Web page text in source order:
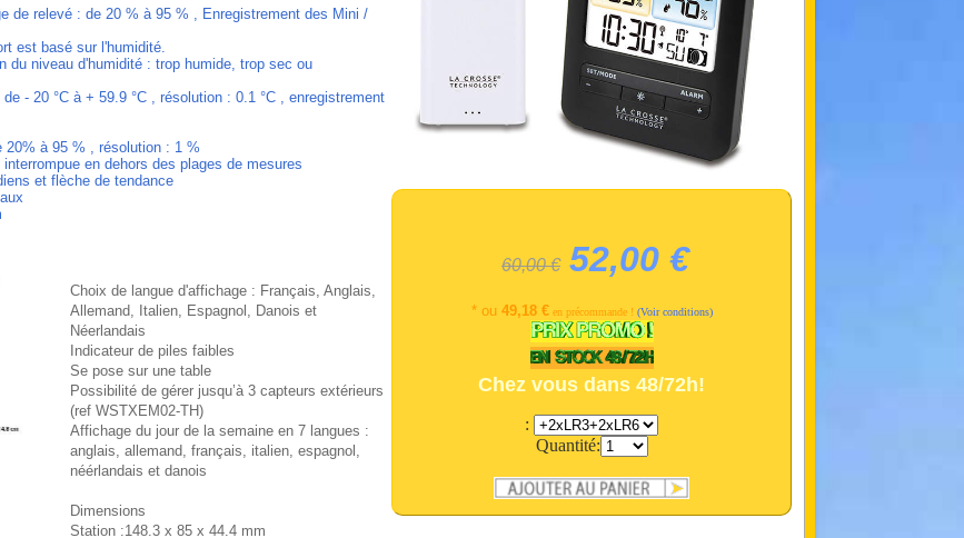
60,00 € 52,00 €
* ou 49,18 €en précommande ! (Voir conditions)
Chez vous dans 48/72h!
:
Quantité:
de relevé : de 20 % à 95 % , Enregistrement des Mini /
est basé sur l'humidité.
du niveau d'humidité : trop humide, trop sec ou
- 20 °C à + 59.9 °C , résolution : 0.1 °C , enregistrement
20% à 95 % , résolution : 1 %
en dehors des plages de mesures
et flèche de tendance
Choix de langue d'affichage : Français, Anglais,
Allemand, Italien, Espagnol, Danois et
Néerlandais
Indicateur de piles faibles
Se pose sur une table
Possibilité de gérer jusqu’à 3 capteurs extérieurs
(ref WSTXEM02-TH)
Affichage du jour de la semaine en 7 langues :
anglais, allemand, français, italien, espagnol,
néérlandais et danois
Dimensions
Station :148.3 x 85 x 44.4 mm